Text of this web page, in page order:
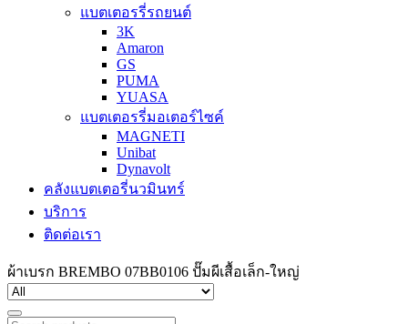
แบตเตอรรี่รถยนต์
3K
Amaron
GS
PUMA
YUASA
แบตเตอรรี่มอเตอร์ไซค์
MAGNETI
Unibat
Dynavolt
คลังแบตเตอรี่นวมินทร์
บริการ
ติดต่อเรา
ผ้าเบรก BREMBO 07BB0106 ปั๊มผีเสื้อเล็ก-ใหญ่